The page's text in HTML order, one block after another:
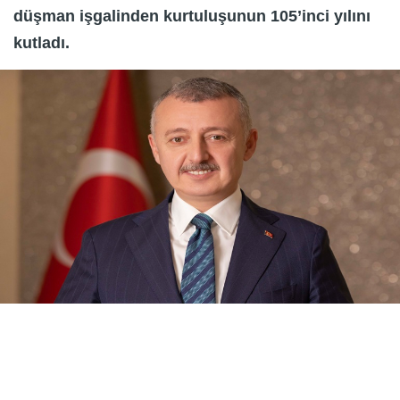
düşman işgalinden kurtuluşunun 105’inci yılını
kutladı.